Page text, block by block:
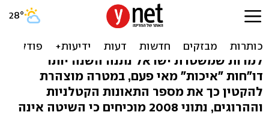
יותר דו"חות תנועה - אך
מספר ההרוגים לא יורד
למרות שמשטרת ישראל נתנה השנה יותר
דו"חות "איכות" מאי פעם, במטרה מוצהרת
להקטין כך את מספר התאונות הקטלניות
וההרוגים, נתוני 2008 מוכיחים כי השיטה אינה